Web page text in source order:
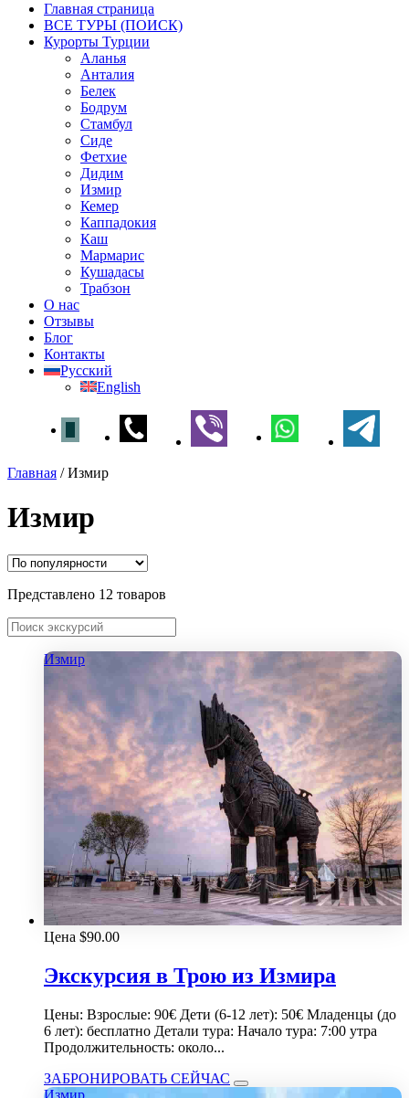
Главная страница
ВСЕ ТУРЫ (ПОИСК)
Курорты Турции
Аланья
Анталия
Белек
Бодрум
Стамбул
Сиде
Фетхие
Дидим
Измир
Кемер
Каппадокия
Каш
Мармарис
Кушадасы
Трабзон
О нас
Отзывы
Блог
Контакты
Русский
English
Главная /Измир
Измир
Представлено 12 товаров
Измир
Цена $90.00
Экскурсия в Трою из Измира
Цены: Взрослые: 90€ Дети (6-12 лет): 50€ Младенцы (до
6 лет): бесплатно Детали тура: Начало тура: 7:00 утра
Продолжительность: около...
ЗАБРОНИРОВАТЬ СЕЙЧАС
Измир